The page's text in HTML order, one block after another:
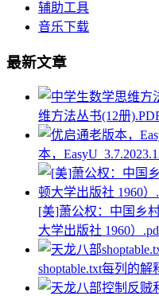
辅助工具
音乐下载
最新文章
维方法丛书(12册
本，
[美]萧公权：中国乡
大学出版社 1960）
shoptable.txt每列的解